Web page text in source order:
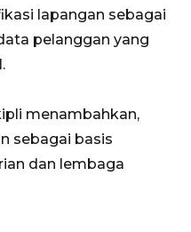
lapangan sebagai
pelanggan yang
menambahkan,
sebagai basis
dan lembaga